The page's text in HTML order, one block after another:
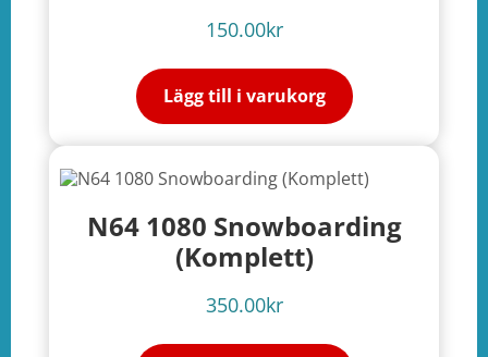
150.00kr
Lägg till i varukorg
N64 1080 Snowboarding
(Komplett)
350.00kr